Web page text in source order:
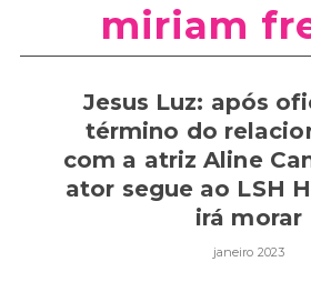
miriam
Jesus Luz: após
término do
com a atriz Aline
ator segue ao LSH
irá morar
janeiro 2023